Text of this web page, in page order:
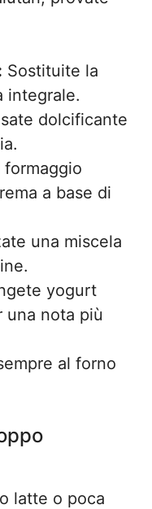
Sostituite la
integrale.
dolcificante
a base di
una miscela
yogurt
una nota più
al forno
latte o poca